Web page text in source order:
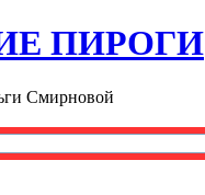
ПИРОГИ
Смирновой